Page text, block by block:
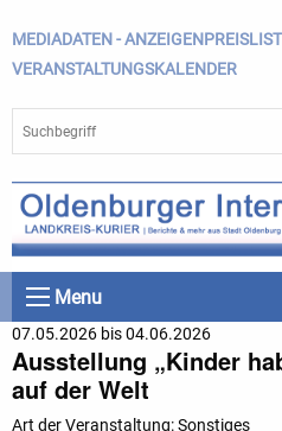
MEDIADATEN -
VERANSTALTUNGSKALENDER
Menu
07.05.2026 bis 04.06.2026
Ausstellung „Kinder
auf der Welt
Art der Veranstaltung: Sonstiges